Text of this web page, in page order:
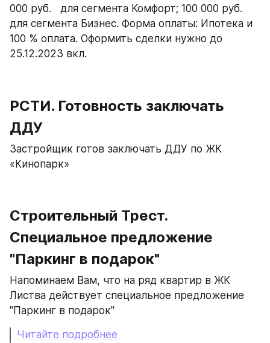
000 руб.   для сегмента Комфорт; 100 000 руб.
для сегмента Бизнес. Форма оплаты: Ипотека и
100 % оплата. Оформить сделки нужно до
25.12.2023 вкл.
РСТИ. Готовность заключать
ДДУ
Застройщик готов заключать ДДУ по ЖК
«Кинопарк»
Строительный Трест.
Специальное предложение
"Паркинг в подарок"
Напоминаем Вам, что на ряд квартир в ЖК
Листва действует специальное предложение
"Паркинг в подарок"
Читайте подробнее